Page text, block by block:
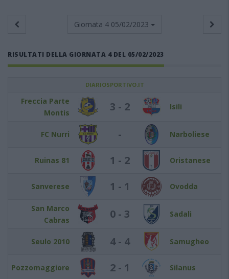
Giornata 4 05/02/2023
RISULTATI DELLA GIORNATA 4 DEL 05/02/2023
DIARIOSPORTIVO.IT
Freccia Parte
Montis
3 - 2 Isili
FC Nurri - Narboliese
Ruinas 81 1 - 2 Oristanese
Sanverese 1 - 1 Ovodda
San Marco
Cabras
0 - 3 Sadali
Seulo 2010 4 - 4 Samugheo
Pozzomaggiore 2 - 1 Silanus